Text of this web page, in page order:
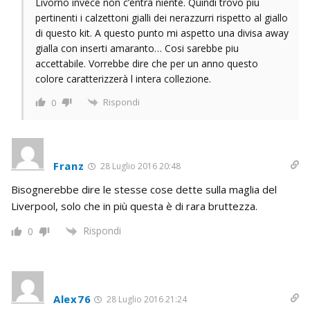
pertinenti i calzettoni gialli dei nerazzurri rispetto al giallo
di questo kit. A questo punto mi aspetto una divisa away
gialla con inserti amaranto… Cosi sarebbe piu
accettabile. Vorrebbe dire che per un anno questo
colore caratterizzerà l intera collezione.
0 Rispondi
Franz 28 Luglio 2016 20:48
Bisognerebbe dire le stesse cose dette sulla maglia del
Liverpool, solo che in più questa è di rara bruttezza.
0 Rispondi
Alex76 28 Luglio 2016 21:24